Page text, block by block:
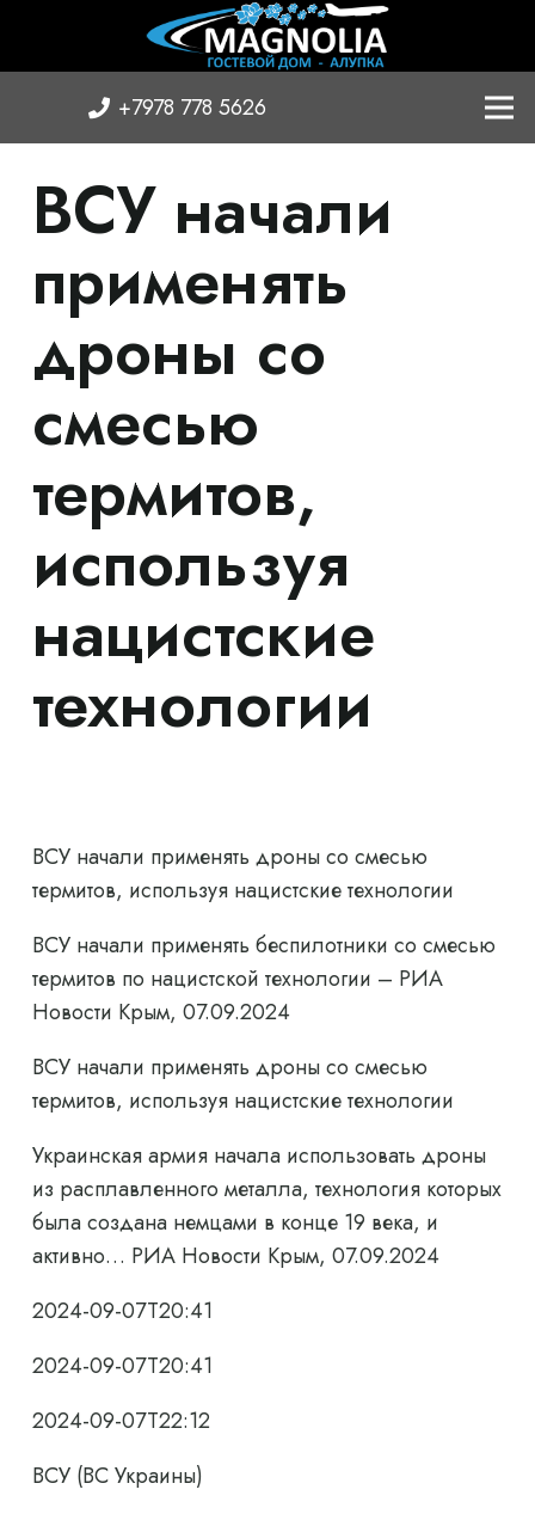
+7978 778 5626
ВСУ начали
применять
дроны со
смесью
термитов,
используя
нацистские
технологии
ВСУ начали применять дроны со смесью
термитов, используя нацистские технологии
ВСУ начали применять беспилотники со смесью
термитов по нацистской технологии – РИА
Новости Крым, 07.09.2024
ВСУ начали применять дроны со смесью
термитов, используя нацистские технологии
Украинская армия начала использовать дроны
из расплавленного металла, технология которых
была создана немцами в конце 19 века, и
активно… РИА Новости Крым, 07.09.2024
2024-09-07T20:41
2024-09-07T20:41
2024-09-07T22:12
ВСУ (ВС Украины)